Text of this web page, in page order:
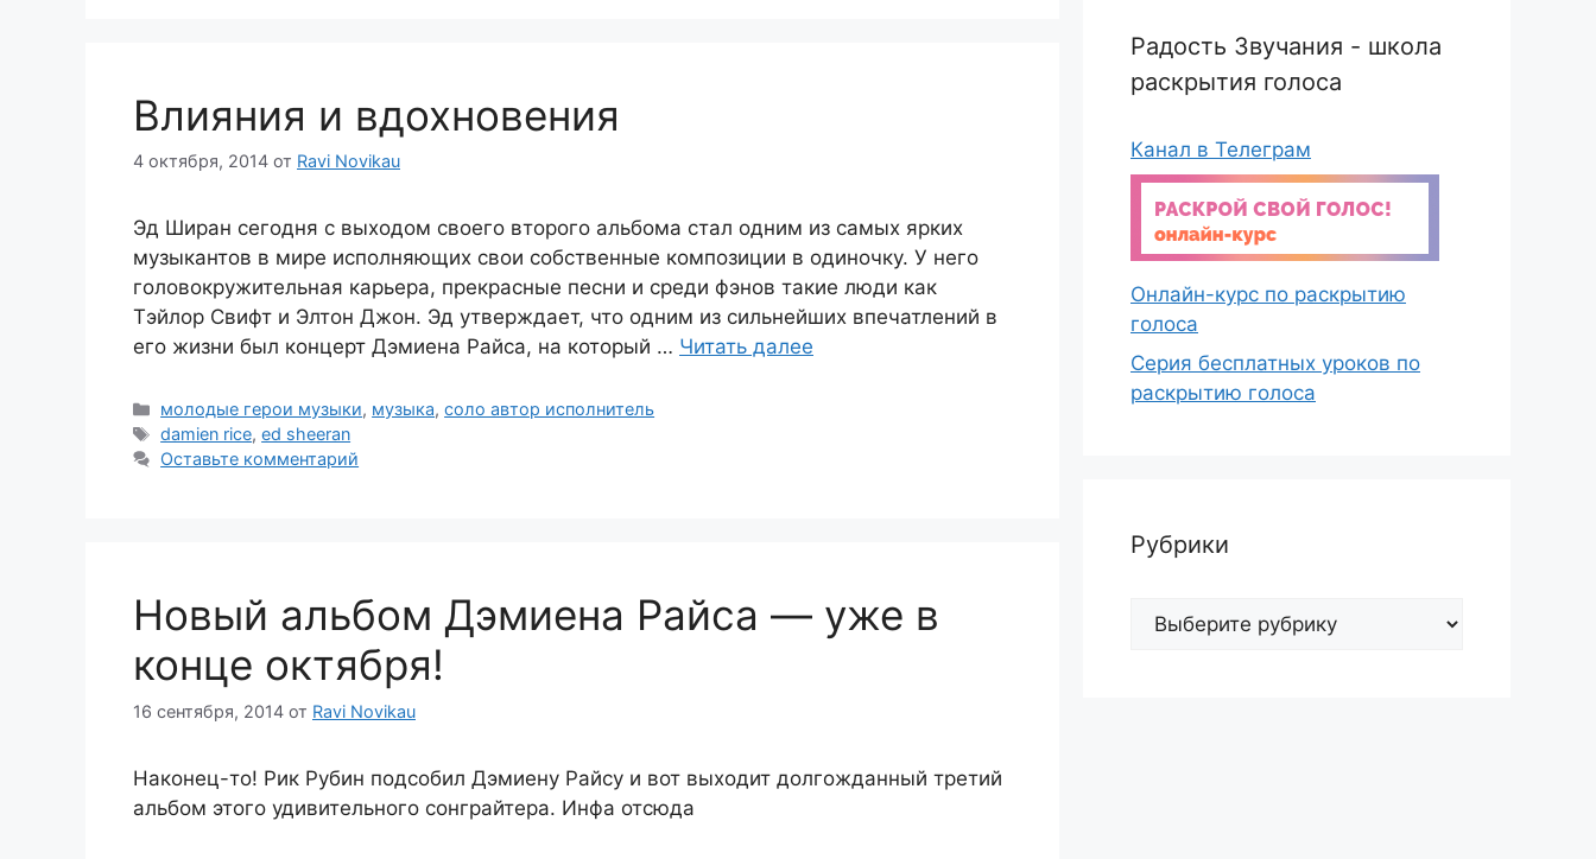
Влияния и вдохновения
4 октября, 2014 от Ravi Novikau
Эд Ширан сегодня с выходом своего второго альбома стал одним из самых ярких
музыкантов в мире исполняющих свои собственные композиции в одиночку. У него
головокружительная карьера, прекрасные песни и среди фэнов такие люди как
Тэйлор Свифт и Элтон Джон. Эд утверждает, что одним из сильнейших впечатлений в
его жизни был концерт Дэмиена Райса, на который … Читать далее
Рубрики
молодые герои музыки, музыка,соло автор исполнитель
Метки
damien rice,ed sheeran
Оставьте комментарий
Новый альбом Дэмиена Райса — уже в
конце октября!
16 сентября, 2014 от Ravi Novikau
Наконец-то! Рик Рубин подсобил Дэмиену Райсу и вот выходит долгожданный третий
альбом этого удивительного сонграйтера. Инфа отсюда
Радость Звучания - школа
раскрытия голоса
Канал в Телеграм
Онлайн-курс по раскрытию
голоса
Серия бесплатных уроков по
раскрытию голоса
Рубрики
Рубрики